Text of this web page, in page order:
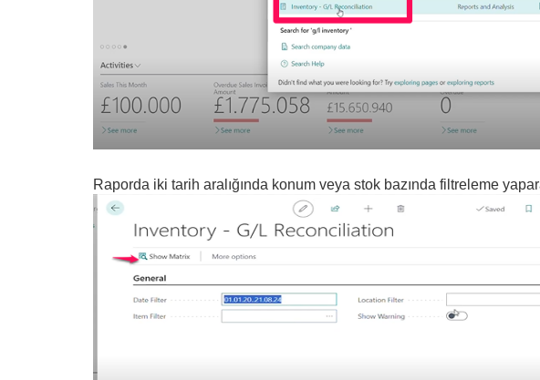
Raporda iki tarih aralığında konum veya stok bazında filtreleme